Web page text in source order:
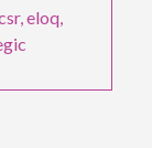
,eloq